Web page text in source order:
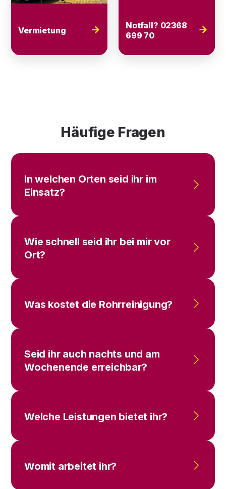
Vermietung →
Notfall? 02368
699 70
→
Häufige Fragen
In welchen Orten seid ihr im
Einsatz?
Wie schnell seid ihr bei mir vor
Ort?
Was kostet die Rohrreinigung?
Seid ihr auch nachts und am
Wochenende erreichbar?
Welche Leistungen bietet ihr?
Womit arbeitet ihr?